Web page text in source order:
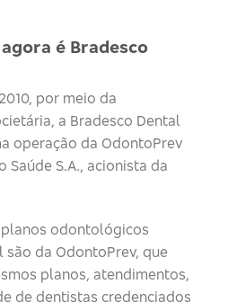
é Bradesco
por meio da
a Bradesco Dental
operação da OdontoPrev
Saúde S.A., acionista da
odontológicos
são da OdontoPrev, que
planos, atendimentos,
de dentistas credenciados